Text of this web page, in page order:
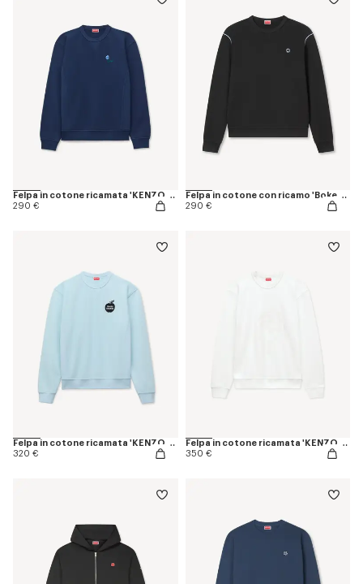
Felpa in cotone ricamata 'KENZO Tulip'
290 €
Felpa in cotone con ricamo 'Boke Flower 2.0'
290 €
Felpa in cotone ricamata 'KENZO Sounds'
320 €
Felpa in cotone ricamata 'KENZO Tulip'
350 €